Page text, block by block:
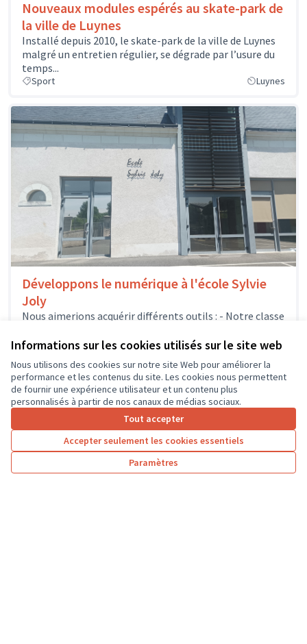
Informations sur les cookies utilisés sur le site web
Nous utilisons des cookies sur notre site Web pour améliorer la
performance et les contenus du site. Les cookies nous permettent
de fournir une expérience utilisateur et un contenu plus
personnalisés à partir de nos canaux de médias sociaux.
Tout accepter
Accepter seulement les cookies essentiels
Paramètres
Nouveaux modules espérés au skate-park de
la ville de Luynes
Installé depuis 2010, le skate-park de la ville de Luynes
malgré un entretien régulier, se dégrade par l’usure du
temps...
Sport Luynes
Développons le numérique à l'école Sylvie
Joly
Nous aimerions acquérir différents outils : - Notre classe
ordinateurs portables, afin que les élèves...
Résultats par page : 25
3 … 7